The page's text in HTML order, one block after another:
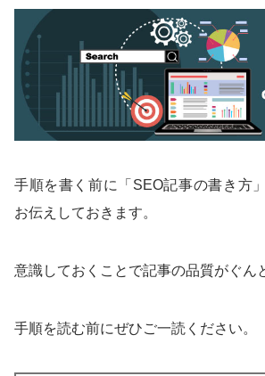
手順を書く前に「SEO記事の書き方
お伝えしておきます。
意識しておくことで記事の品質がぐん
手順を読む前にぜひご一読ください。